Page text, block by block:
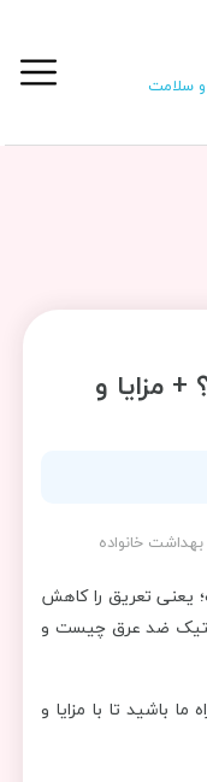
و سلامت
مزایا و
بهداشت خانواده
یعنی تعریق را کاهش
ضد عرق چیست و
ما باشید تا با مزایا و